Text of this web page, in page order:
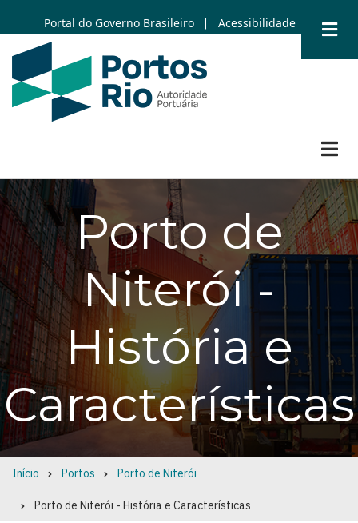
to
main
content
Portal do Governo Brasileiro | Acessibilidade
Porto de
Niterói -
História e
Características
Breadcrumb
Início Portos Porto de Niterói
Porto de Niterói - História e Características